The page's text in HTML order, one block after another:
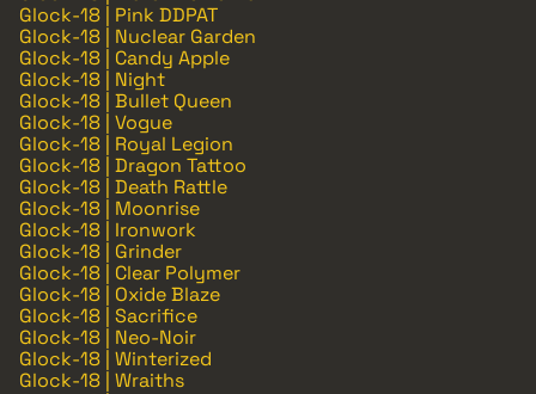
Glock-18 | Pink DDPAT
Glock-18 | Nuclear Garden
Glock-18 | Candy Apple
Glock-18 | Night
Glock-18 | Bullet Queen
Glock-18 | Vogue
Glock-18 | Royal Legion
Glock-18 | Dragon Tattoo
Glock-18 | Death Rattle
Glock-18 | Moonrise
Glock-18 | Ironwork
Glock-18 | Grinder
Glock-18 | Clear Polymer
Glock-18 | Oxide Blaze
Glock-18 | Sacrifice
Glock-18 | Neo-Noir
Glock-18 | Winterized
Glock-18 | Wraiths